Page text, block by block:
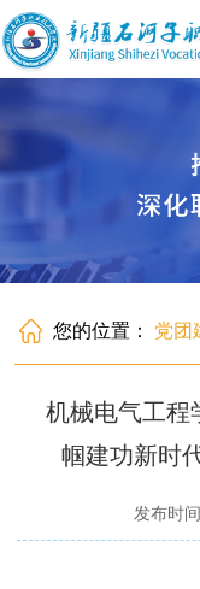
您的位置： 党团
机械电气工程
帼建功新时
发布时